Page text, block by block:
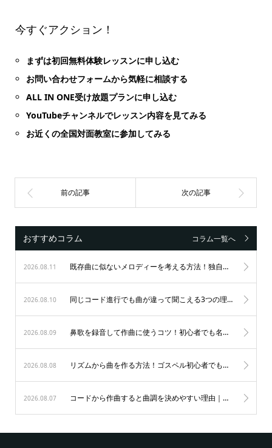
今すぐアクション！
まずは初回無料体験レッスンに申し込む
お問い合わせフォームから気軽に相談する
ALL IN ONE受け放題プランに申し込む
YouTubeチャンネルでレッスン内容を見てみる
お近くの全国対面教室に参加してみる
おすすめコラム コラム一覧へ
2026.08.11 既存曲に似ないメロディーを考える方法！独自性を生む4つのステップ
2026.08.10 同じコード進行でも曲が違って聞こえる3つの理由｜初心者が音楽を楽しむ秘訣
2026.08.09 鼻歌を録音して作曲に使うコツ！初心者でも名曲が生まれる3つのステップ
2026.08.08 リズムから曲を作る方法！ゴスペル初心者でもノリ良く作曲する秘訣
2026.08.07 コードから作曲すると曲調を決めやすい理由｜初心者も納得のゴスペル作曲術